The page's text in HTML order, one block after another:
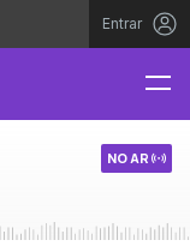
Entrar
NO AR